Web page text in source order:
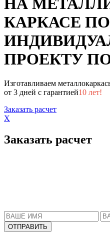
КАРКАСЕ ПО
ПРОЕКТУ
Изготавливаем
от 3 дней с гарантией10 лет!
Заказать расчет
X
Заказать расчет